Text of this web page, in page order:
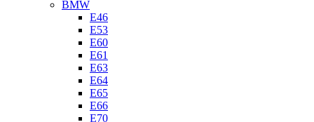
BMW
E46
E53
E60
E61
E63
E64
E65
E66
E70